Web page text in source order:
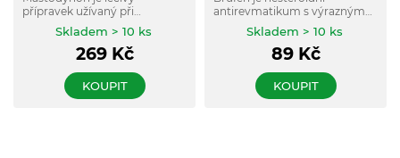
přípravek užívaný při
premenstruačním syndromu.
Mastodynon® je přírodní
nehormonální lék obsahující
Skladem > 10 ks
269Kč
KOUPIT
antirevmatikum s výrazným
účinkem snižujícím horečku,
tlumícím bolest a s účinkem
protizánětlivým.
Skladem > 10 ks
89Kč
KOUPIT